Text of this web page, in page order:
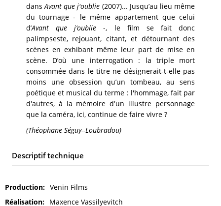
dans Avant que j'oublie (2007)... Jusqu’au lieu même
du tournage - le même appartement que celui
d’Avant que j’oublie -, le film se fait donc
palimpseste, rejouant, citant, et détournant des
scènes en exhibant même leur part de mise en
scène. D’où une interrogation : la triple mort
consommée dans le titre ne désignerait-t-elle pas
moins une obsession qu’un tombeau, au sens
poétique et musical du terme : l'hommage, fait par
d'autres, à la mémoire d'un illustre personnage
que la caméra, ici, continue de faire vivre ?
(Théophane Séguy--Loubradou)
Descriptif technique
Production
Venin Films
Réalisation
Maxence Vassilyevitch